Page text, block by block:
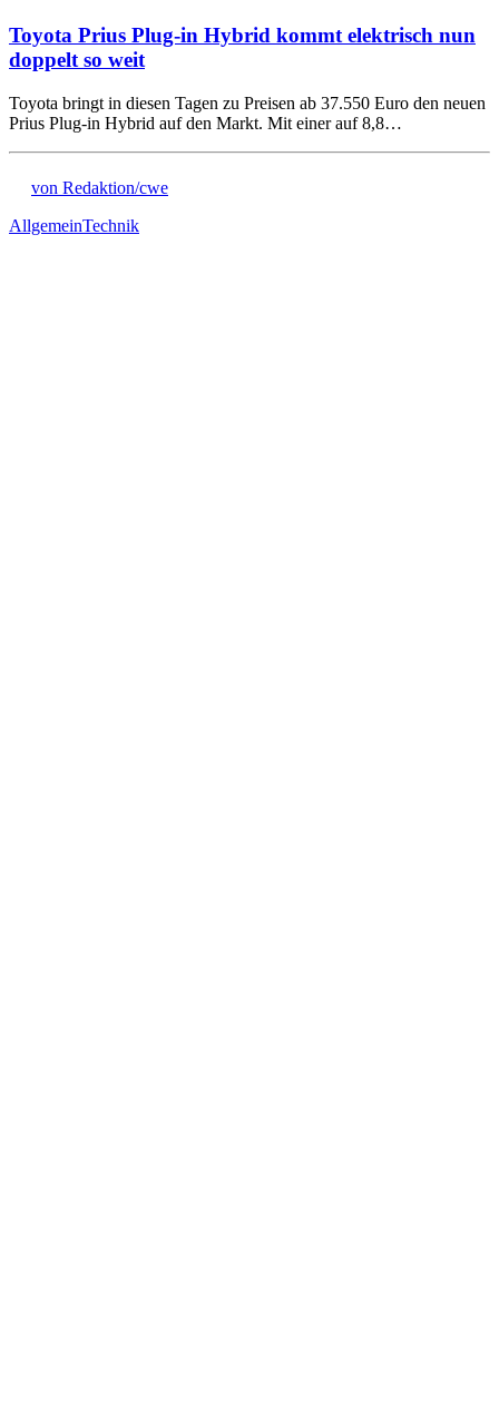
Toyota Prius Plug-in Hybrid kommt elektrisch nun
doppelt so weit
Toyota bringt in diesen Tagen zu Preisen ab 37.550 Euro den neuen
Prius Plug-in Hybrid auf den Markt. Mit einer auf 8,8…
von Redaktion/cwe
AllgemeinTechnik